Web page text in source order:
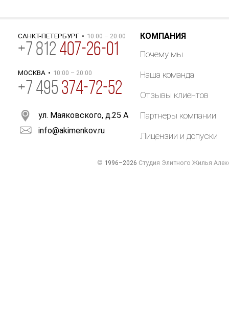
САНКТ-ПЕТЕРБУРГ • 10:00 – 20:00
+7 812 407-26-01
МОСКВА • 10:00 – 20:00
+7 495 374-72-52
ул. Маяковского, д.25 А
info@akimenkov.ru
КОМПАНИЯ
Почему мы
Наша команда
Отзывы клиентов
Партнеры компании
Лицензии и допуски
© 1996–2026 Студия Элитного Жилья